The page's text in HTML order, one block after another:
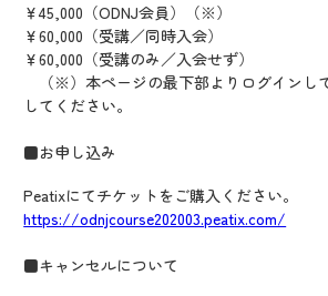
￥45,000（ODNJ会員）（※）
￥60,000（受講／同時入会）
￥60,000（受講のみ／入会せず）
（※）本ページの最下部よりログインし
してください。
■お申し込み
Peatixにてチケットをご購入ください。
https://odnjcourse202003.peatix.com/
■キャンセルについて